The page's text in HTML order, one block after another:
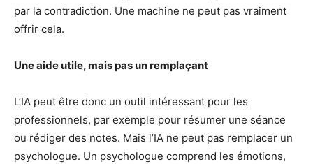
par la contradiction. Une machine ne peut pas vraiment
offrir cela.
Une aide utile, mais pas un remplaçant
L’IA peut être donc un outil intéressant pour les
professionnels, par exemple pour résumer une séance
ou rédiger des notes. Mais l’IA ne peut pas remplacer un
psychologue. Un psychologue comprend les émotions,